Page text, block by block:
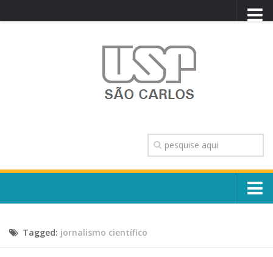
TRANSPARÊNCIA
OUVIDORIA
CONTATO
Escola, Institutos e Órgãos
Tagged: jornalismo científico